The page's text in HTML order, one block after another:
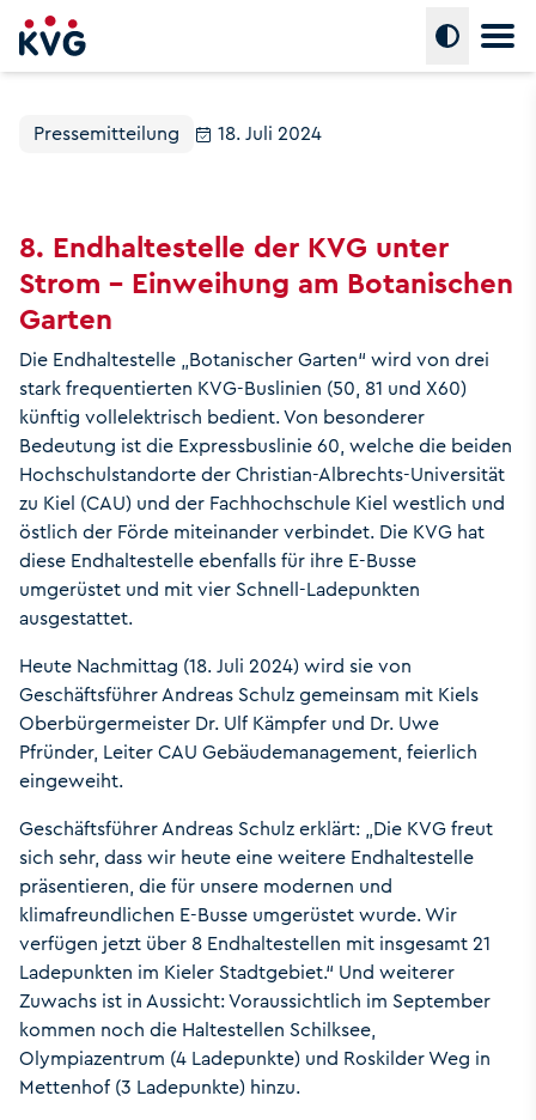
Pressemitteilung 18. Juli 2024
8. End­halte­stelle der KVG unter
Strom - Ein­wei­hung am Bo­ta­ni­schen
Garten
Die Endhaltestelle „Botanischer Garten“ wird von drei
stark frequentierten KVG-Buslinien (50, 81 und X60)
künftig vollelektrisch bedient. Von besonderer
Bedeutung ist die Expressbuslinie 60, welche die beiden
Hochschulstandorte der Christian-Albrechts-Universität
zu Kiel (CAU) und der Fachhochschule Kiel westlich und
östlich der Förde miteinander verbindet. Die KVG hat
diese Endhaltestelle ebenfalls für ihre E-Busse
umgerüstet und mit vier Schnell-Ladepunkten
ausgestattet.
Heute Nachmittag (18. Juli 2024) wird sie von
Geschäftsführer Andreas Schulz gemeinsam mit Kiels
Oberbürgermeister Dr. Ulf Kämpfer und Dr. Uwe
Pfründer, Leiter CAU Gebäudemanagement, feierlich
eingeweiht.
Geschäftsführer Andreas Schulz erklärt: „Die KVG freut
sich sehr, dass wir heute eine weitere Endhaltestelle
präsentieren, die für unsere modernen und
klimafreundlichen E-Busse umgerüstet wurde. Wir
verfügen jetzt über 8 Endhaltestellen mit insgesamt 21
Ladepunkten im Kieler Stadtgebiet.“ Und weiterer
Zuwachs ist in Aussicht: Voraussichtlich im September
kommen noch die Haltestellen Schilksee,
Olympiazentrum (4 Ladepunkte) und Roskilder Weg in
Mettenhof (3 Ladepunkte) hinzu.